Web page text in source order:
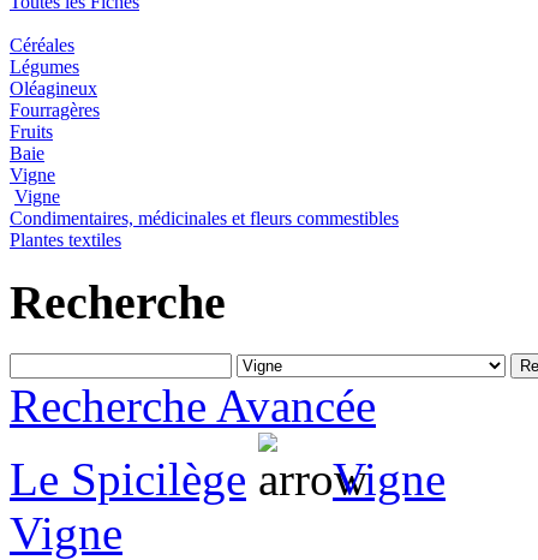
Céréales
Légumes
Oléagineux
Fourragères
Fruits
Baie
Vigne
Vigne
Condimentaires, médicinales et fleurs commestibles
Plantes textiles
Recherche
Recherche Avancée
Le Spicilège
Vigne
Vigne